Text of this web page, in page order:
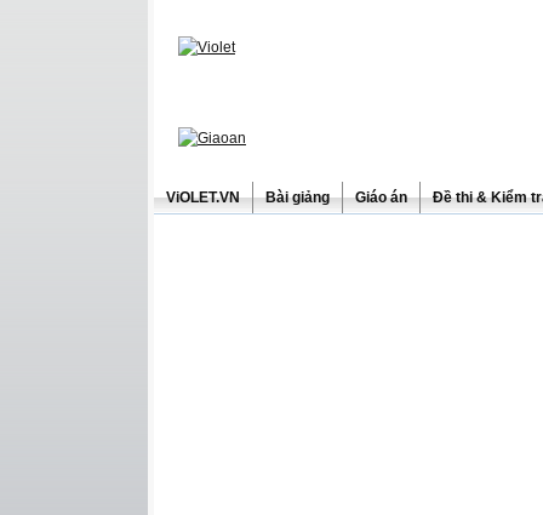
ViOLET.VN Bài giảng Giáo án Đề thi & Kiểm